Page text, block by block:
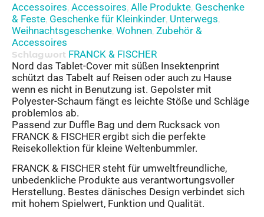
Accessoires, Accessoires, Alle Produkte, Geschenke
& Feste, Geschenke für Kleinkinder, Unterwegs,
Weihnachtsgeschenke, Wohnen, Zubehör &
Accessoires
Schlagwort FRANCK & FISCHER
Nord das Tablet-Cover mit süßen Insektenprint
schützt das Tabelt auf Reisen oder auch zu Hause
wenn es nicht in Benutzung ist. Gepolster mit
Polyester-Schaum fängt es leichte Stöße und Schläge
problemlos ab.
Passend zur Duffle Bag und dem Rucksack von
FRANCK & FISCHER ergibt sich die perfekte
Reisekollektion für kleine Weltenbummler.
FRANCK & FISCHER steht für umweltfreundliche,
unbedenkliche Produkte aus verantwortungsvoller
Herstellung. Bestes dänisches Design verbindet sich
mit hohem Spielwert, Funktion und Qualität.